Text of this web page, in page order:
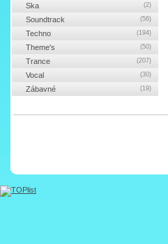
Ska (2)
Soundtrack (56)
Techno (194)
Theme's (50)
Trance (207)
Vocal (30)
Zábavné (19)